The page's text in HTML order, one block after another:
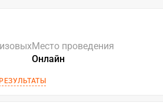
Место проведения
Онлайн
РЕЗУЛЬТАТЫ